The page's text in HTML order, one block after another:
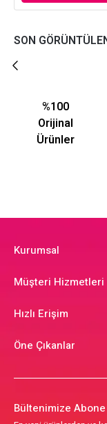
SON
%100
Orijinal
Ürünler
Kurumsal
Müşteri Hizmetleri
Hızlı Erişim
Öne Çıkanlar
Bültenimize Abone